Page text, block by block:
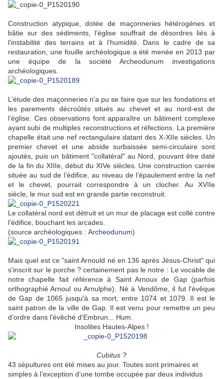
Construction atypique, dotée de maçonneries hétérogènes et
bâtie sur des sédiments, l’église souffrait de désordres liés à
l’instabilité des terrains et à l’humidité. Dans le cadre de sa
restauration, une fouille archéologique a été menée en 2013 par
une équipe de la société Archeodunum investigations
archéologiques.
L’étude des maçonneries n’a pu se faire que sur les fondations et
les parements décroûtés situés au chevet et au nord-est de
l’église. Ces observations font apparaître un bâtiment complexe
ayant subi de multiples reconstructions et réfections. La première
chapelle était une nef rectangulaire datant des X-XIIe siècles. Un
premier chevet et une abside surbaissée semi-circulaire sont
ajoutés, puis un bâtiment "collatéral" au Nord, pouvant être daté
de la fin du XIIIe, début du XIVe siècles. Une construction carrée
située au sud de l’édifice, au niveau de l’épaulement entre la nef
et le chevet, pourrait correspondre à un clocher. Au XVIIe
siècle, le mur sud est en grande partie reconstruit.
Le collatéral nord est détruit et un mur de placage est collé contre
l’édifice, bouchant les arcades.
(source archéologiques : Archeodunum)
Mais quel est ce "saint Arnould né en 136 après Jésus-Christ" qui
s'inscrit sur le porche ? certainement pas le notre : Le vocable de
notre chapelle fait référence à Saint Arnoux de Gap (parfois
orthographié Arnoul ou Arnulphe). Né à Vendôme, il fut l'évêque
de Gap de 1065 jusqu'à sa mort, entre 1074 et 1079. Il est le
saint patron de la ville de Gap. Il est venu pour remettre un peu
d'ordre dans l'évêché d'Embrun... Hum.
Insolites Hautes-Alpes !
Cubitus ?
43 sépultures ont été mises au jour. Toutes sont primaires et
simples à l’exception d’une tombe occupée par deux individus